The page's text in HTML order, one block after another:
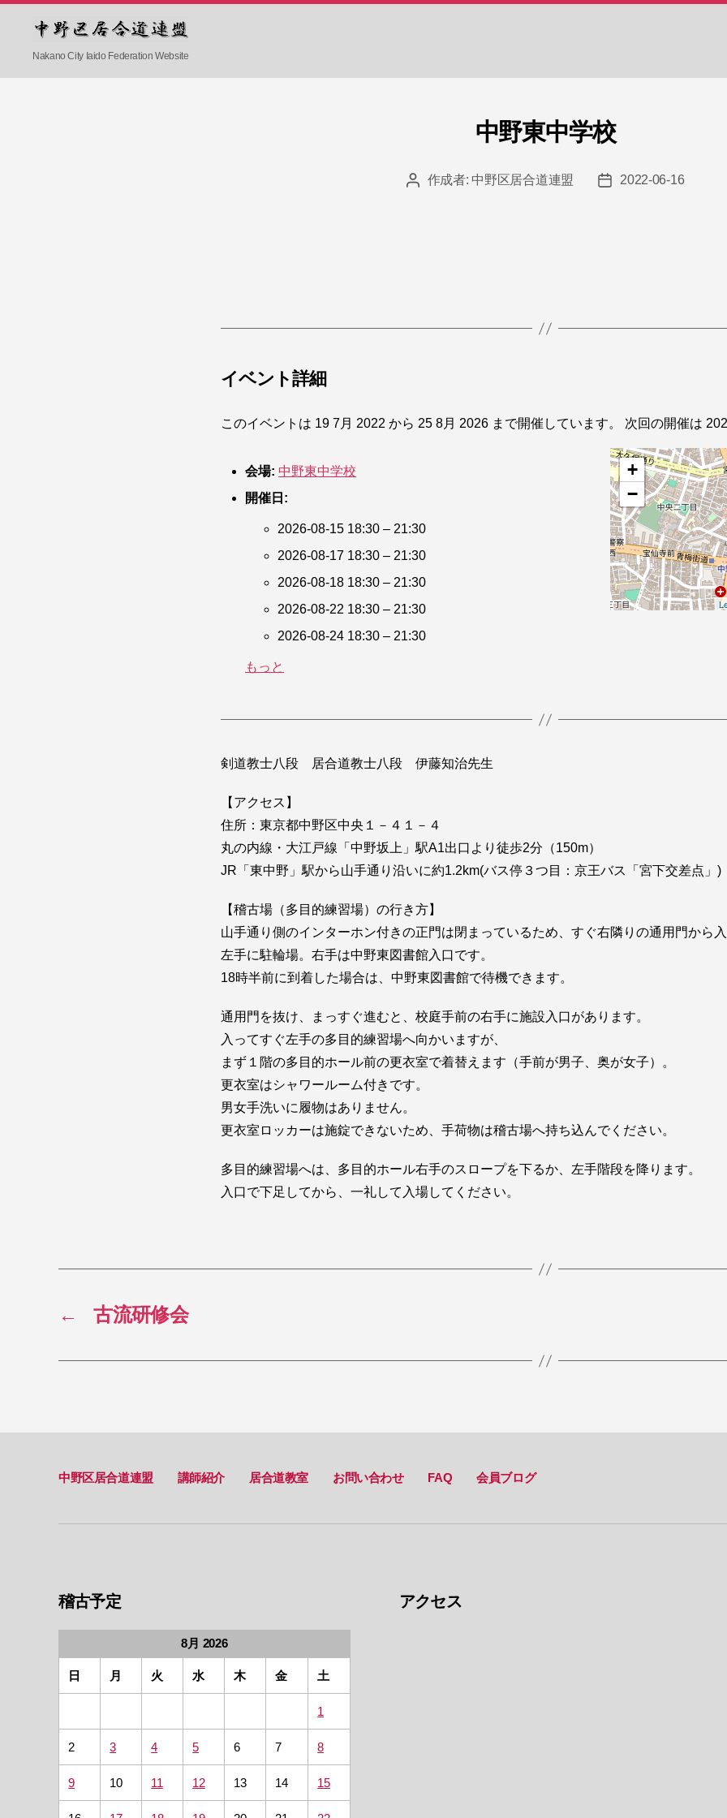
中
Nakano City Iaido Federation Website
中野東中学校
投 作成者: 中野区居合道連盟
投
2022-06-16
イベント詳細
このイベントは 19 7月 2022 から 25 8月 2026 まで開催しています。 次回の開催は
会場: 中野東中学校
開催日:
2026-08-15 18:30 – 21:30
2026-08-17 18:30 – 21:30
2026-08-18 18:30 – 21:30
2026-08-22 18:30 – 21:30
2026-08-24 18:30 – 21:30
もっと
+
−
剣道教士八段 居合道教士八段 伊藤知治先生
【アクセス】
住所：東京都中野区中央１－４１－４
丸の内線・大江戸線「中野坂上」駅A1出口より徒歩2分（150m）
JR「東中野」駅から山手通り沿いに約1.2km(バス停３つ目：京王バス「宮下交差点」)
【稽古場（多目的練習場）の行き方】
山手通り側のインターホン付きの正門は閉まっているため、すぐ右隣りの通用門から
左手に駐輪場。右手は中野東図書館入口です。
18時半前に到着した場合は、中野東図書館で待機できます。
通用門を抜け、まっすぐ進むと、校庭手前の右手に施設入口があります。
入ってすぐ左手の多目的練習場へ向かいますが、
まず１階の多目的ホール前の更衣室で着替えます（手前が男子、奥が女子）。
更衣室はシャワールーム付きです。
男女手洗いに履物はありません。
更衣室ロッカーは施錠できないため、手荷物は稽古場へ持ち込んでください。
多目的練習場へは、多目的ホール右手のスロープを下るか、左手階段を降ります。
入口で下足してから、一礼して入場してください。
← 古流研修会
中野区居合道連盟 講師紹介 居合道教室 お問い合わせ FAQ 会員ブログ
稽古予定
8月 2026
日 月 火 水 木 金 土
1
2 3 4 5 6 7 8
9 10 11 12 13 14 15
アクセス